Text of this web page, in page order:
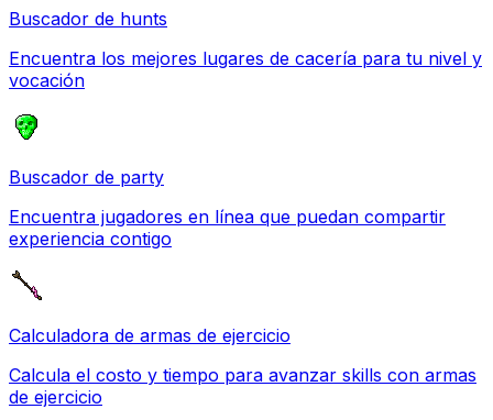
Buscador de hunts
Encuentra los mejores lugares de cacería para tu nivel y
vocación
Buscador de party
Encuentra jugadores en línea que puedan compartir
experiencia contigo
Calculadora de armas de ejercicio
Calcula el costo y tiempo para avanzar skills con armas
de ejercicio